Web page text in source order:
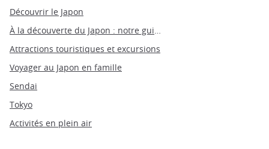
Découvrir le Japon
Attractions touristiques et excursions
Voyager au Japon en famille
Sendai
Tokyo
Activités en plein air